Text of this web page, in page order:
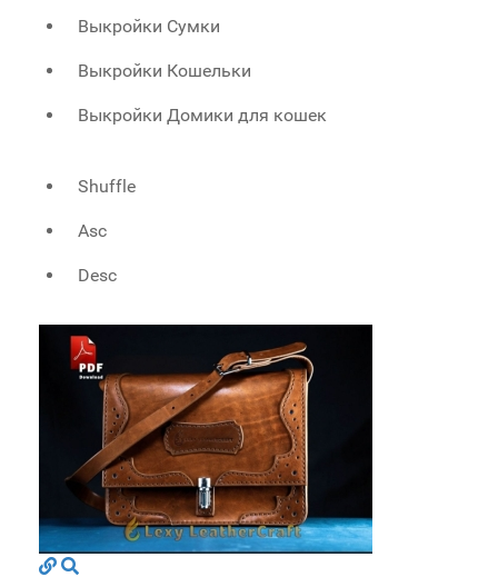
Выкройки Сумки
Выкройки Кошельки
Выкройки Домики для кошек
Shuffle
Asc
Desc